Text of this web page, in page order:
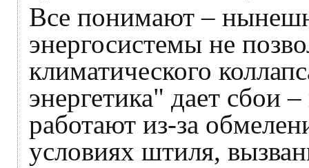
Все понимают –
энергосистемы не
климатического
энергетика" дает сбои
работают из-за
условиях штиля,